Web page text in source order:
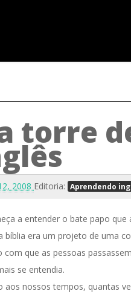
torre
2008 Editoria: Aprendendo
a entender o bate papo
era um projeto de uma
que as pessoas
se entendia.
nossos tempos, quantas